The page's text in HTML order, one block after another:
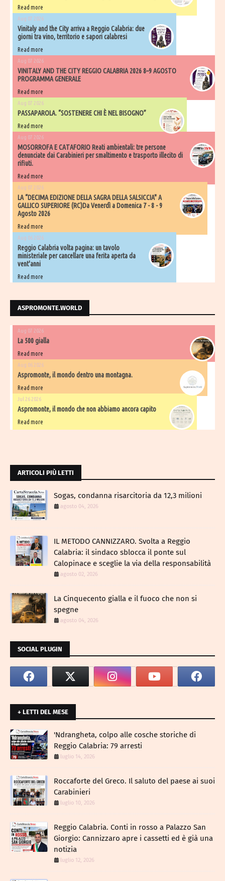
Read more
Aug 07 2026
Vinitaly and the City arriva a Reggio Calabria: due
giorni tra vino, territorio e sapori calabresi
Read more
Aug 07 2026
VINITALY AND THE CITY REGGIO CALABRIA 2026 8–9 AGOSTO
PROGRAMMA GENERALE
Read more
Aug 07 2026
PASSAPAROLA. “SOSTENERE CHI È NEL BISOGNO”
Read more
Aug 07 2026
MOSORROFA E CATAFORIO Reati ambientali: tre persone
denunciate dai Carabinieri per smaltimento e trasporto illecito di
rifiuti.
Read more
Aug 07 2026
LA “DECIMA EDIZIONE DELLA SAGRA DELLA SALSICCIA" A
GALLICO SUPERIORE (RC)Da Venerdì a Domenica 7 - 8 - 9
Agosto 2026
Read more
Aug 06 2026
​Reggio Calabria volta pagina: un tavolo
ministeriale per cancellare una ferita aperta da
vent'anni
Read more
ASPROMONTE.WORLD
Aug 07 2026
La 500 gialla
Read more
Aug 06 2026
Aspromonte, il mondo dentro una montagna.
Read more
Jul 26 2026
Aspromonte, il mondo che non abbiamo ancora capito
Read more
ARTICOLI PIÙ LETTI
Sogas, condanna risarcitoria da 12,3 milioni
agosto 04, 2026
IL METODO CANNIZZARO​. Svolta a Reggio
Calabria: il sindaco sblocca il ponte sul
Calopinace e sceglie la via della responsabilità
agosto 02, 2026
La Cinquecento gialla e il fuoco che non si
spegne
agosto 04, 2026
SOCIAL PLUGIN
+ LETTI DEL MESE
​'Ndrangheta, colpo alle cosche storiche di
Reggio Calabria: 79 arresti
luglio 14, 2026
Roccaforte del Greco. Il saluto del paese ai suoi
Carabinieri
luglio 10, 2026
Reggio Calabria. Conti in rosso a Palazzo San
Giorgio: Cannizzaro apre i cassetti ed è già una
notizia
luglio 12, 2026